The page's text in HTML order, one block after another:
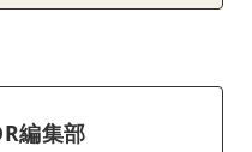
編集部